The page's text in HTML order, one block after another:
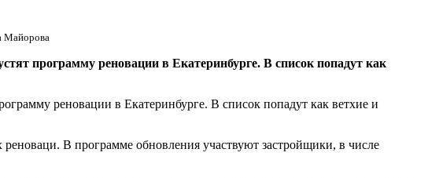
Майорова
программу реновации в Екатеринбурге. В список попадут как
реновации в Екатеринбурге. В список попадут как ветхие и
В программе обновления участвуют застройщики, в числе